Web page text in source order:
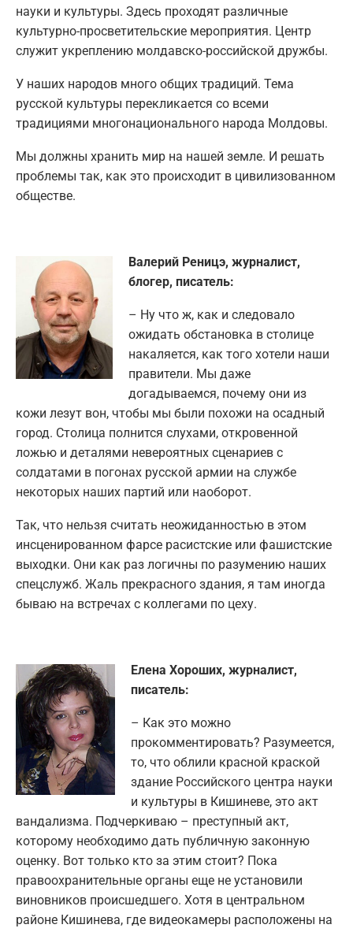
науки и культуры. Здесь проходят различные
культурно-просветительские мероприятия. Центр
служит укреплению молдавско-российской дружбы.
У наших народов много общих традиций. Тема
русской культуры перекликается со всеми
традициями многонационального народа Молдовы.
Мы должны хранить мир на нашей земле. И решать
проблемы так, как это происходит в цивилизованном
обществе.
Валерий Реницэ, журналист,
блогер, писатель:
– Ну что ж, как и следовало
ожидать обстановка в столице
накаляется, как того хотели наши
правители. Мы даже
догадываемся, почему они из
кожи лезут вон, чтобы мы были похожи на осадный
город. Столица полнится слухами, откровенной
ложью и деталями невероятных сценариев с
солдатами в погонах русской армии на службе
некоторых наших партий или наоборот.
Так, что нельзя считать неожиданностью в этом
инсценированном фарсе расистские или фашистские
выходки. Они как раз логичны по разумению наших
спецслужб. Жаль прекрасного здания, я там иногда
бываю на встречах с коллегами по цеху.
Елена Хороших, журналист,
писатель:
– Как это можно
прокомментировать? Разумеется,
то, что облили красной краской
здание Российского центра науки
и культуры в Кишиневе, это акт
вандализма. Подчеркиваю – преступный акт,
которому необходимо дать публичную законную
оценку. Вот только кто за этим стоит? Пока
правоохранительные органы еще не установили
виновников происшедшего. Хотя в центральном
районе Кишинева, где видеокамеры расположены на